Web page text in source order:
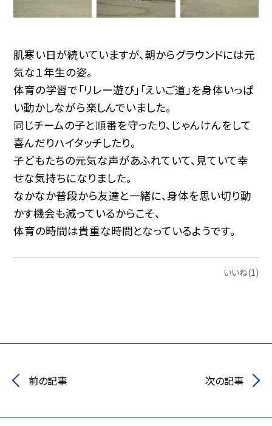
肌寒い日が続いていますが、朝からグラウンドには元
気な１年生の姿。
体育の学習で「リレー遊び」「えいご道」を身体いっぱ
い動かしながら楽しんでいました。
同じチームの子と順番を守ったり、じゃんけんをして
喜んだりハイタッチしたり。
子どもたちの元気な声があふれていて、見ていて幸
せな気持ちになりました。
なかなか普段から友達と一緒に、身体を思い切り動
かす機会も減っているからこそ、
体育の時間は貴重な時間となっているようです。
いいね(1)
前の記事 次の記事